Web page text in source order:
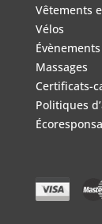
Vêtements
Vélos
Évènements
Massages
Certificats-
Politiques